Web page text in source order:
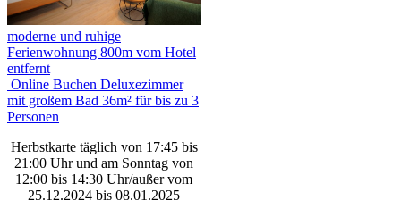
moderne und ruhige
Ferienwohnung 800m vom Hotel
entfernt
Online Buchen Deluxezimmer
mit großem Bad 36m² für bis zu 3
Personen
Herbstkarte täglich von 17:45 bis
21:00 Uhr und am Sonntag von
12:00 bis 14:30 Uhr/außer vom
25.12.2024 bis 08.01.2025